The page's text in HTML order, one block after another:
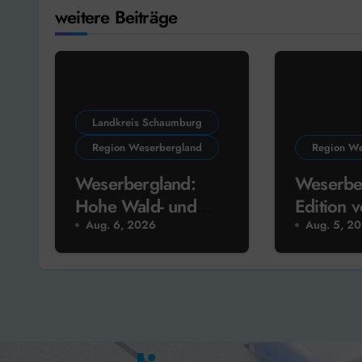
weitere Beiträge
Landkreis Schaumburg
Region Weserbergland
Weserbergland:
Hohe Wald- und
Flächenbrandgefahr
Aug. 6, 2026
Region
Edition
im
Aug. 5,